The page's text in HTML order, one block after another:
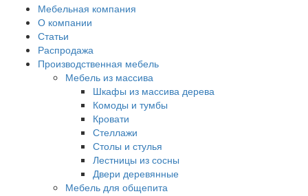
Мебельная компания
О компании
Статьи
Распродажа
Производственная мебель
Мебель из массива
Шкафы из массива дерева
Комоды и тумбы
Кровати
Стеллажи
Столы и стулья
Лестницы из сосны
Двери деревянные
Мебель для общепита